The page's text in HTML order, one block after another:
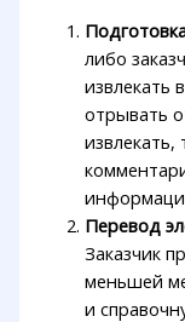
либо
извлекать
отрывать
Перевод
Заказчик
меньшей
и